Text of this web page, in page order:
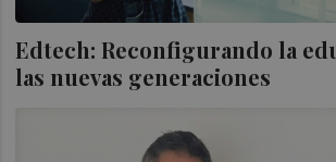
Edtech: Reconfigurando la
las nuevas generaciones